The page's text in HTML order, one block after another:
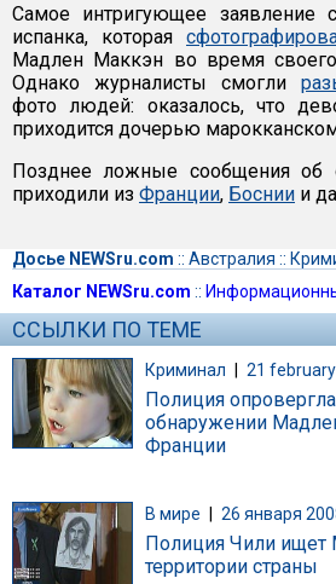
Самое интригующее заявление
испанка, которая
Мадлен Маккэн во время
Однако журналисты смогли
фото людей: оказалось, что
приходится дочерью
Позднее ложные сообщения об
приходили из Франции, Боснии и
Досье NEWSru.com :: Австралия ::
Каталог NEWSru.com ::
ССЫЛКИ ПО ТЕМЕ
Криминал | 21 february
Полиция
обнаружении
Франции
В мире 26 января
Полиция Чили ищет
территории страны